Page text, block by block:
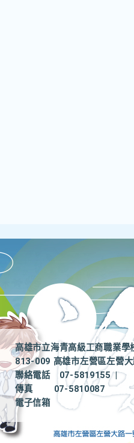
高雄市立海青高級工商職業學
813-009 高雄市左營區左營
聯絡電話
07-5819155
|
傳真
07-5810087
電子信箱